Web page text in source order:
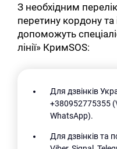
З необхідним
перетину кордону
допоможуть
лінії» КримSOS:
Для дзвінків
+380952775355
WhatsApp).
Для дзвінків та